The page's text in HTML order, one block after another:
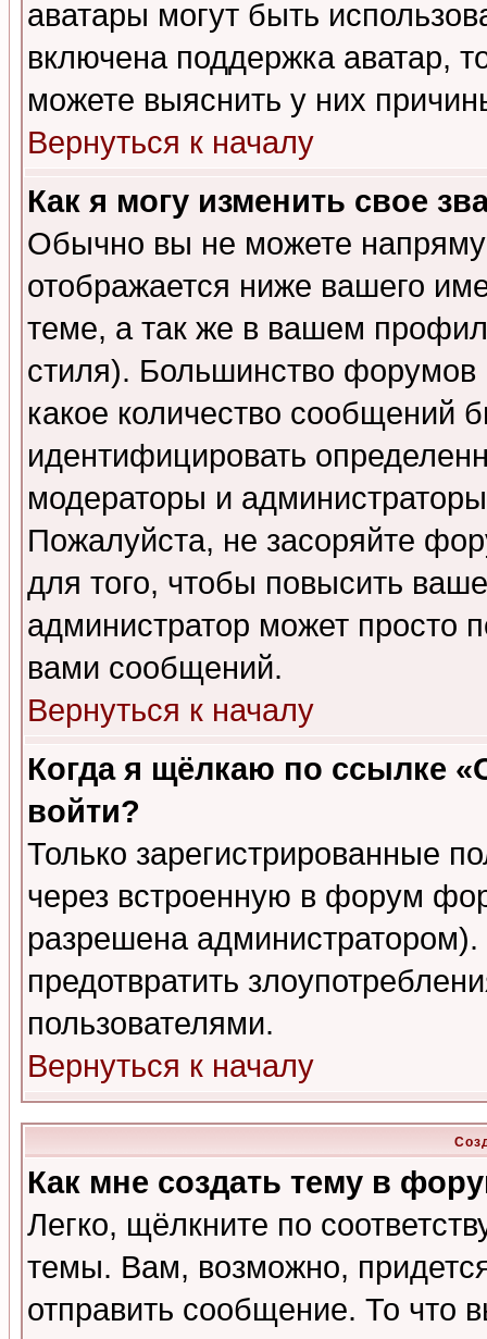
аватары могут быть
включена поддержка аватар,
можете выяснить у них
Вернуться к началу
Как я могу изменить свое
Обычно вы не можете
отображается ниже вашего
теме, а так же в вашем
стиля). Большинство форумов
какое количество сообщений
идентифицировать
модераторы и
Пожалуйста, не засоряйте
для того, чтобы повысить
администратор может просто
вами сообщений.
Вернуться к началу
Когда я щёлкаю по ссылке
войти?
Только зарегистрированные
через встроенную в форум
разрешена
предотвратить
пользователями.
Вернуться к началу
Как мне создать тему в
Легко, щёлкните по
темы. Вам, возможно,
отправить сообщение. То что